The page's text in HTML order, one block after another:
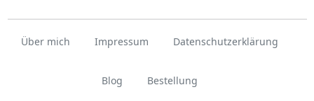
Über mich Impressum Datenschutzerklärung
Blog Bestellung